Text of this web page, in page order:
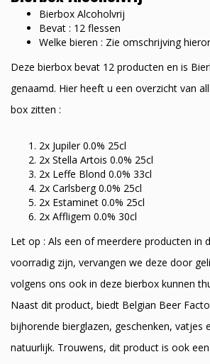
Bierbox Alcoholvrij
Bevat : 12 flessen
Welke bieren : Zie omschrijving
Deze bierbox bevat 12 producten en is
genaamd. Hier heeft u een overzicht van
box zitten :
2x Jupiler 0.0% 25cl
2x Stella Artois 0.0% 25cl
2x Leffe Blond 0.0% 33cl
2x Carlsberg 0.0% 25cl
2x Estaminet 0.0% 25cl
2x Affligem 0.0% 30cl
Let op : Als een of meerdere producten in
voorradig zijn, vervangen we deze door
volgens ons ook in deze bierbox kunnen
Naast dit product, biedt Belgian Beer
bijhorende bierglazen, geschenken, vatjes
natuurlijk. Trouwens, dit product is ook